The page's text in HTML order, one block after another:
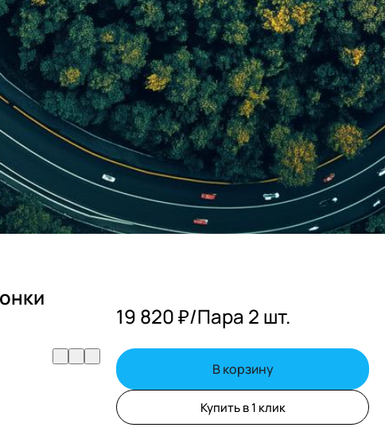
19 820 ₽/Пара 2 шт.
В корзину
Купить в 1 клик